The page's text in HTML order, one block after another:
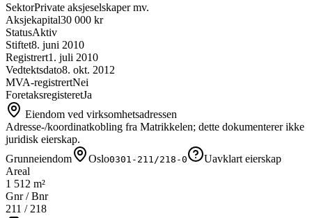
SektorPrivate aksjeselskaper mv.
Aksjekapital30 000 kr
StatusAktiv
Stiftet8. juni 2010
Registrert1. juli 2010
Vedtektsdato8. okt. 2012
MVA-registrertNei
ForetaksregisteretJa
Eiendom ved virksomhetsadressen
Adresse-/koordinatkobling fra Matrikkelen; dette dokumenterer ikke
juridisk eierskap.
Grunneiendom
Oslo0301-211/218-0
Uavklart eierskap
Areal
1 512 m²
Gnr / Bnr
211 / 218